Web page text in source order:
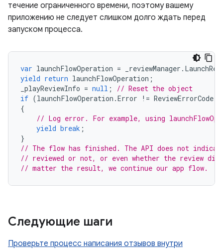
течение ограниченного времени, поэтому вашему
приложению не следует слишком долго ждать перед
запуском процесса.
var launchFlowOperation = _reviewManager .
yield return launchFlowOperation ;
_playReviewInfo = null ;
// Reset the object
if (launchFlowOperation .Error != ReviewErrorCode
{
// Log error. For example, using
yield break ;
}
// The flow has finished. The API does not
// reviewed or not, or even whether the review
// matter the result, we continue our app flow.
Следующие шаги
Проверьте процесс написания отзывов внутри